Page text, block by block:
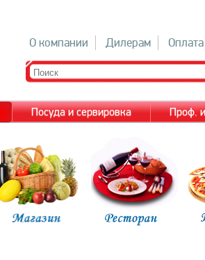
О компании Дилерам Оплата
Посуда и сервировка Проф.